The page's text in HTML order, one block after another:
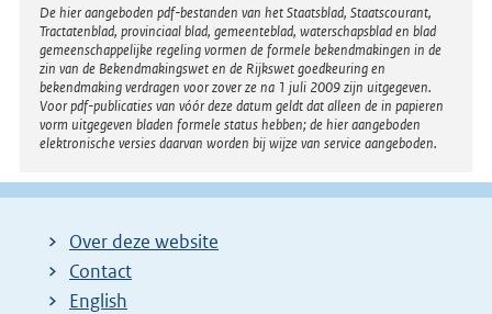
Disclaimer
De hier aangeboden pdf-bestanden van het Staatsblad, Staatscourant,
Tractatenblad, provinciaal blad, gemeenteblad, waterschapsblad en blad
gemeenschappelijke regeling vormen de formele bekendmakingen in de
zin van de Bekendmakingswet en de Rijkswet goedkeuring en
bekendmaking verdragen voor zover ze na 1 juli 2009 zijn uitgegeven.
Voor pdf-publicaties van vóór deze datum geldt dat alleen de in papieren
vorm uitgegeven bladen formele status hebben; de hier aangeboden
elektronische versies daarvan worden bij wijze van service aangeboden.
Over deze website
Contact
English